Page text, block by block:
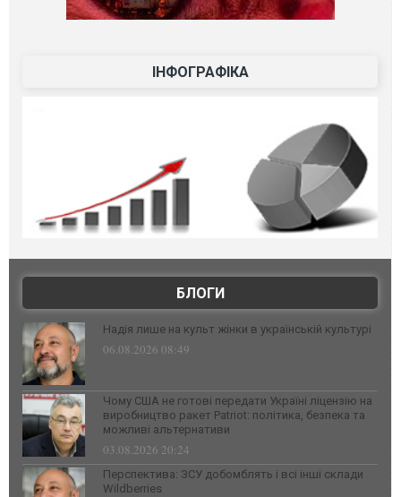
ІНФОГРАФІКА
БЛОГИ
Надія лише на культ жінки в українській культурі
06.08.2026 08:49
Чому США не готові передати Україні ліцензію на
виробництво ракет Patriot: політика, безпека та
можливі альтернативи
03.08.2026 20:24
Перспектива: ЗСУ добомблять і всі інші склади
Wildberries